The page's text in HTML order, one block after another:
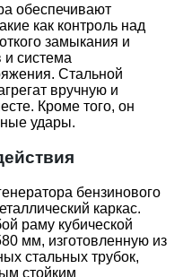
обеспечивают
как контроль над
замыкания и
и система
Стальной
вручную и
Кроме того, он
удары.
бензинового
каркас.
раму кубической
мм, изготовленную из
стальных трубок,
стойким